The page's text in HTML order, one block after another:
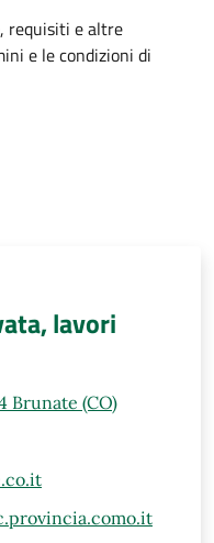
requisiti e altre
e le condizioni di
lavori
Brunate (CO)